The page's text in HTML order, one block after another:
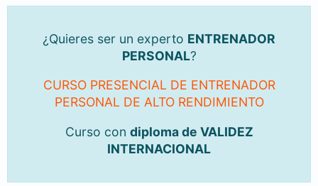
¿Quieres ser un experto ENTRENADOR
PERSONAL?
CURSO PRESENCIAL DE ENTRENADOR
PERSONAL DE ALTO RENDIMIENTO
Curso con diploma de VALIDEZ
INTERNACIONAL